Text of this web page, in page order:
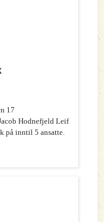
17
Hodnefjeld Leif
på inntil 5 ansatte.